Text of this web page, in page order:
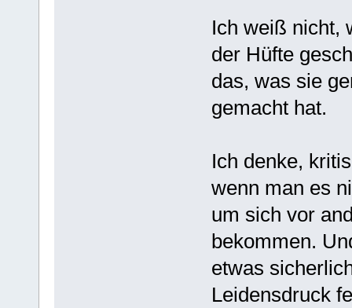
Ich weiß nicht,
der Hüfte
das, was sie
gemacht hat.
Ich denke,
wenn man es
um sich vor
bekommen.
etwas
Leidensdruck